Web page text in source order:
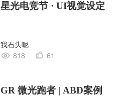
星光电竞节 · UI视觉设定
我石头呢
818
61
GR 微光跑者 | ABD案例